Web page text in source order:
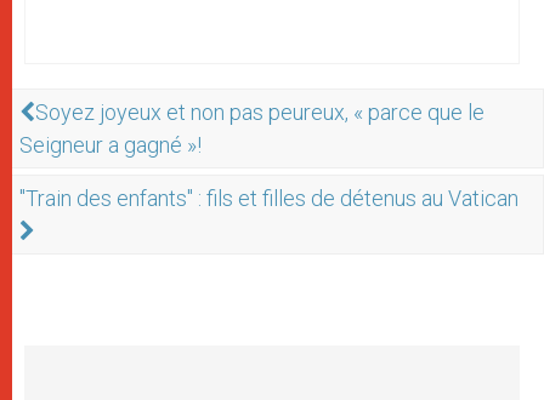
Soyez joyeux et non pas peureux, « parce que le
Seigneur a gagné »!
"Train des enfants" : fils et filles de détenus au Vatican